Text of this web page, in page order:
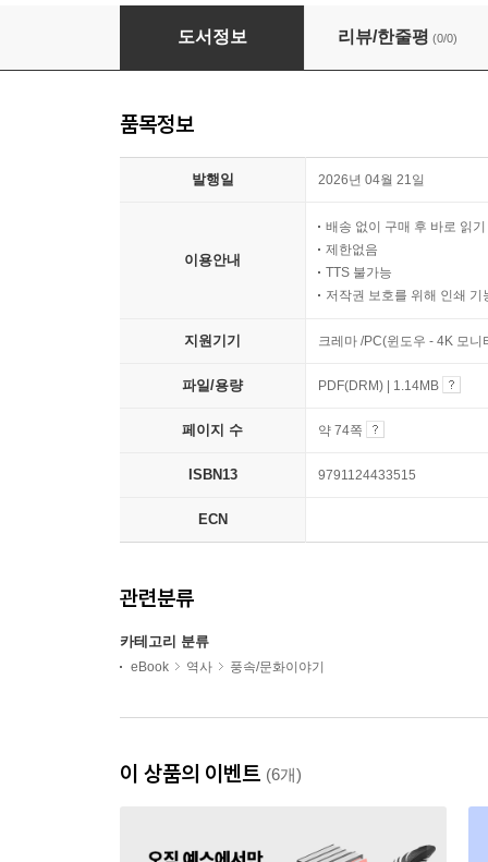
인도네시아의 역사
도서정보 리뷰/한줄평 (0/0)
품목정보
발행일 2026년 04월 21일
이용안내
배송 없이 구매 후 바로 읽기
제한없음
TTS 불가능
저작권 보호를 위해 인쇄 기
지원기기 크레마 /PC(윈도우 - 4K 모
파일/용량 PDF(DRM) | 1.14MB
페이지 수 약 74쪽
ISBN13 9791124433515
ECN
관련분류
카테고리 분류
eBook 역사 풍속/문화이야기
이 상품의 이벤트 (6개)